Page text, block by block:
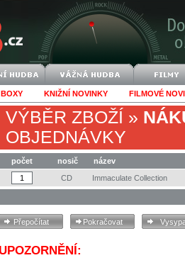
KNIŽNÍ NOVINKY FILMOVÉ
VÝBĚR ZBOŽÍ »
OBJEDNÁVKY
počet nosič
název
CD
Immaculate Collection
UPOZORNĚNÍ: